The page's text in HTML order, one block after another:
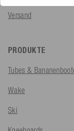
Versand
PRODUKTE
Tubes &
Wake
Ski